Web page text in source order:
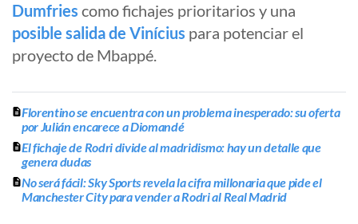
Dumfries como fichajes prioritarios y una
posible salida de Vinícius para potenciar el
proyecto de Mbappé.
Florentino se encuentra con un problema inesperado: su oferta
por Julián encarece a Diomandé
El fichaje de Rodri divide al madridismo: hay un detalle que
genera dudas
No será fácil: Sky Sports revela la cifra millonaria que pide el
Manchester City para vender a Rodri al Real Madrid